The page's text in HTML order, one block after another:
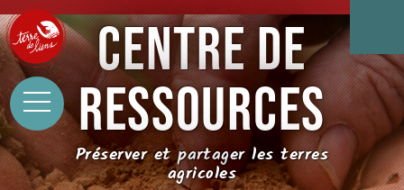
CENTRE DE
RESSOURCES
Préserver et partager les terres
agricoles